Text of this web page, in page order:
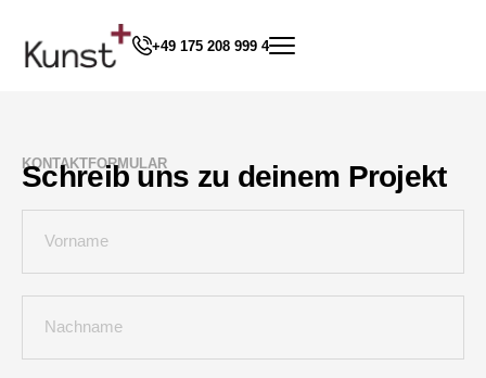
+49 175 208 999 4
KONTAKTFORMULAR
Schreib uns zu deinem Projekt